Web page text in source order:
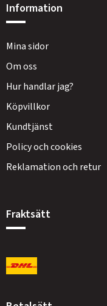
Information
Mina sidor
Om oss
Hur handlar jag?
Köpvillkor
Kundtjänst
Policy och cookies
Reklamation och retur
Fraktsätt